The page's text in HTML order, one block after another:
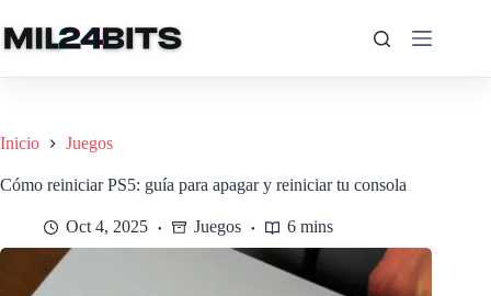
al
contenido
Inicio Juegos
Cómo reiniciar PS5: guía para apagar y reiniciar tu consola
Oct 4, 2025 Juegos 6 mins